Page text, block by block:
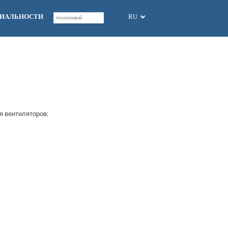
RU
вентиляторов: